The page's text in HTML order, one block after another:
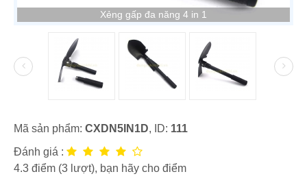
Xẻng gấp đa năng 4 in 1
Mã sản phẩm: CXDN5IN1D, ID: 111
Đánh giá :
4.3 điểm (3 lượt), bạn hãy cho điểm